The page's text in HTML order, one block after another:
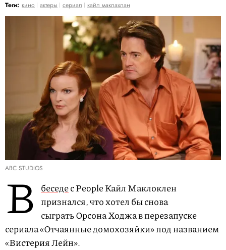
Теги: кино актеры сериал кайл маклахлан
ABC STUDIOS
В беседес People Кайл Маклоклен
признался, что хотел бы снова
сыграть Орсона Ходжа в перезапуске
сериала «Отчаянные домохозяйки» под названием
«Вистерия Лейн».